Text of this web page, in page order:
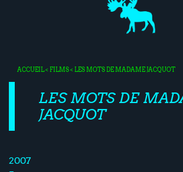
ACCUEIL< FILMS< LES MOTS DE MADAME JACQUOT
LES MOTS DE
JACQUOT
2007